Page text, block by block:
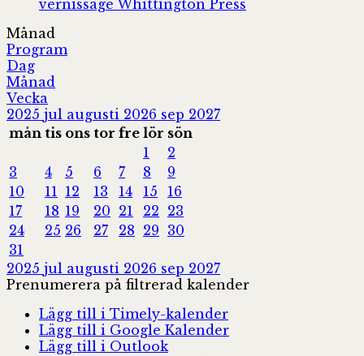
vernissage Whittington Press
Månad
Program
Dag
Månad
Vecka
2025 jul augusti 2026 sep 2027
mån tis ons tor fre lör sön
1
2
3
4 5 6 7 8
9
10
11 12 13 14 15
16
17
18 19 20 21 22 23
24
25 26 27 28 29 30
31
2025 jul augusti 2026 sep 2027
Prenumerera på filtrerad kalender
Lägg till i Timely-kalender
Lägg till i Google Kalender
Lägg till i Outlook